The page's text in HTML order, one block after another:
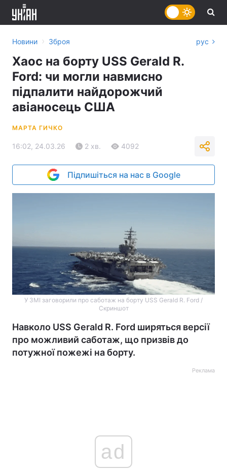
Новини › Зброя рус
Хаос на борту USS Gerald R.
Ford: чи могли навмисно
підпалити найдорожчий
авіаносець США
МАРТА ГИЧКО
16:02, 24.03.26 2 хв. 4092
Підпишіться на нас в Google
У ЗМІ заговорили про саботаж на борту USS Gerald R. Ford /
Скриншот
Навколо USS Gerald R. Ford ширяться версії
про можливий саботаж, що призвів до
потужної пожежі на борту.
Реклама
ad